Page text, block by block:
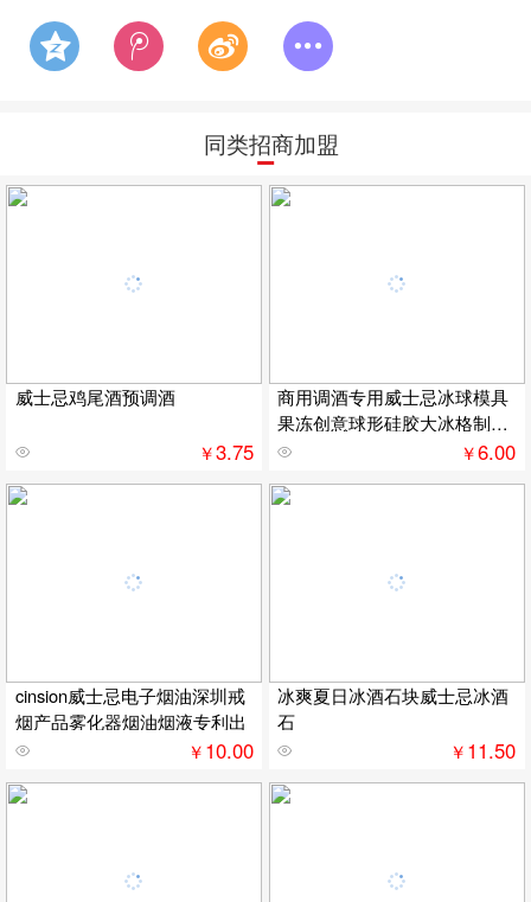
同类招商加盟
威士忌鸡尾酒预调酒
￥3.75
商用调酒专用威士忌冰球模具
果冻创意球形硅胶大冰格制冰
模带盖
￥6.00
cinsion威士忌电子烟油深圳戒
烟产品雾化器烟油烟液专利出
￥10.00
冰爽夏日冰酒石块威士忌冰酒
石
￥11.50